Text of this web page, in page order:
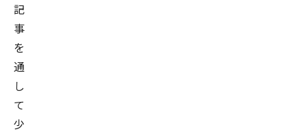
記
事
を
通
し
て
少